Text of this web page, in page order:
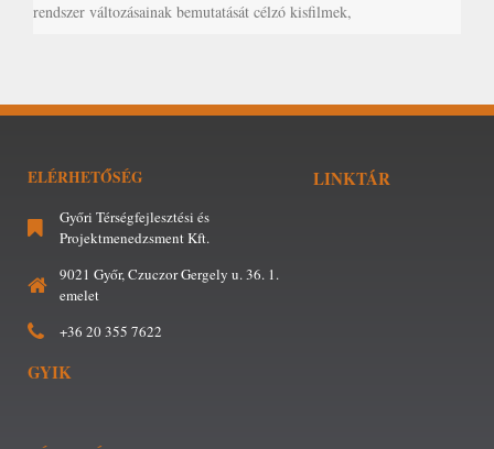
rendszer változásainak bemutatását célzó kisfilmek,
ELÉRHETŐSÉG
Győri Térségfejlesztési és
Projektmenedzsment Kft.
9021 Győr, Czuczor Gergely u. 36. 1.
emelet
+36 20 355 7622
LINKTÁR
GYIK